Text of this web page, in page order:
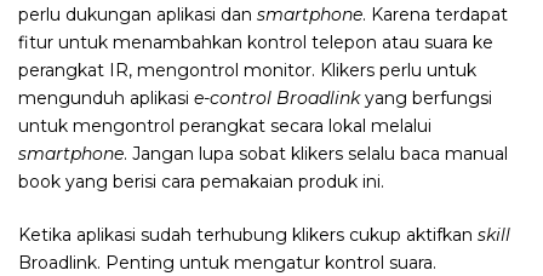
perlu dukungan aplikasi dan smartphone. Karena terdapat
fitur untuk menambahkan kontrol telepon atau suara ke
perangkat IR, mengontrol monitor. Klikers perlu untuk
mengunduh aplikasi e-control Broadlinkyang berfungsi
untuk mengontrol perangkat secara lokal melalui
smartphone. Jangan lupa sobat klikers selalu baca manual
book yang berisi cara pemakaian produk ini.
Ketika aplikasi sudah terhubung klikers cukup aktifkan skill
Broadlink. Penting untuk mengatur kontrol suara.